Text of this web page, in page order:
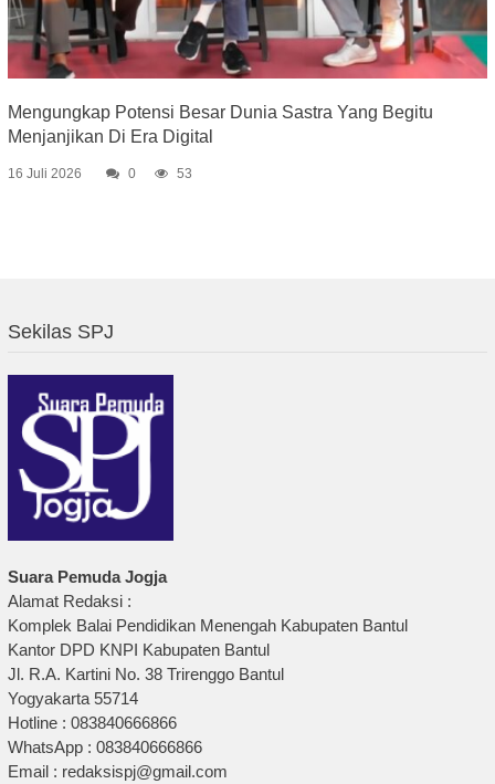
Mengungkap Potensi Besar Dunia Sastra Yang Begitu
Menjanjikan Di Era Digital
16 Juli 2026 0 53
Sekilas SPJ
Suara Pemuda Jogja
Alamat Redaksi :
Komplek Balai Pendidikan Menengah Kabupaten Bantul
Kantor DPD KNPI Kabupaten Bantul
Jl. R.A. Kartini No. 38 Trirenggo Bantul
Yogyakarta 55714
Hotline : 083840666866
WhatsApp : 083840666866
Email : redaksispj@gmail.com